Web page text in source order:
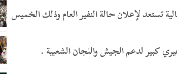
تستعد لإعلان حالة النفير العام وذلك الخميس
كبير لدعم الجيش واللجان الشعبية .